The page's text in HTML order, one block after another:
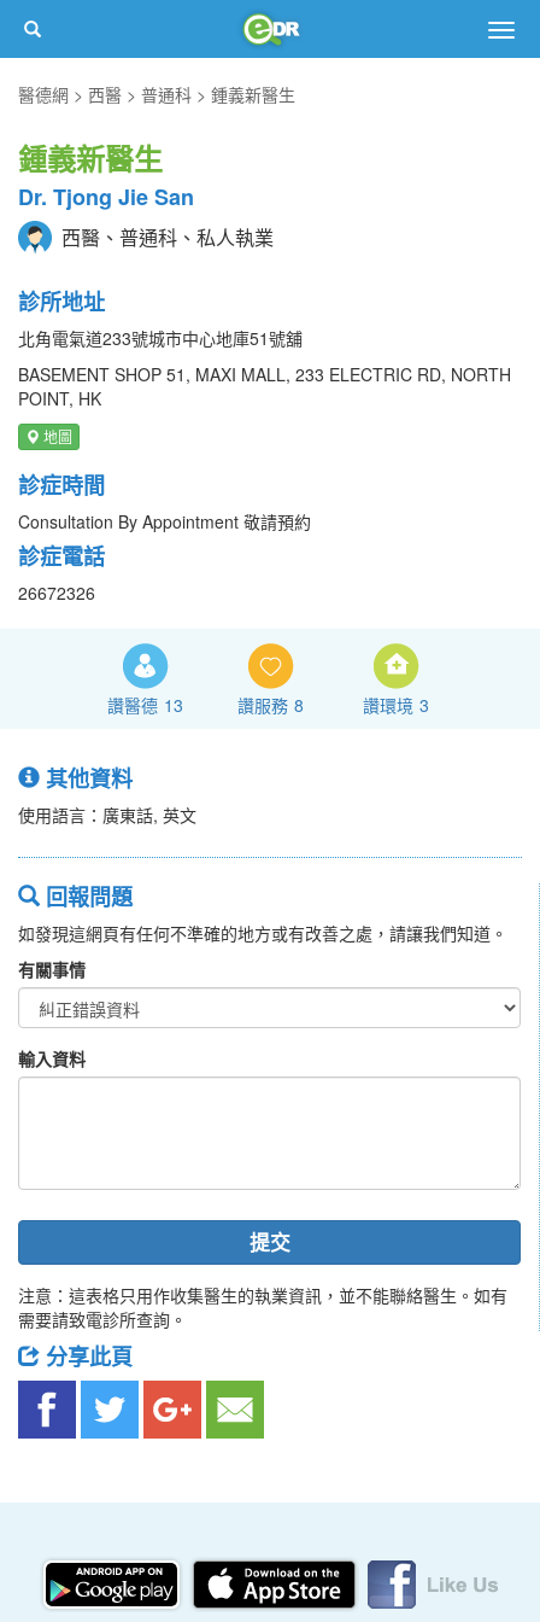
醫德網
西醫 普通科 鍾義新醫生
鍾義新醫生
Dr. Tjong Jie San
西醫、普通科、私人執業
診所地址
北角電氣道233號城市中心地庫51號舖
BASEMENT SHOP 51, MAXI MALL, 233 ELECTRIC RD, NORTH
POINT, HK
地圖
診症時間
Consultation By Appointment 敬請預約
診症電話
26672326
讚醫德 13 讚服務 8 讚環境 3
其他資料
使用語言：廣東話, 英文
回報問題
如發現這網頁有任何不準確的地方或有改善之處，請讓我們知道。
有關事情
輸入資料
提交
注意：這表格只用作收集醫生的執業資訊，並不能聯絡醫生。如有
需要請致電診所查詢。
分享此頁